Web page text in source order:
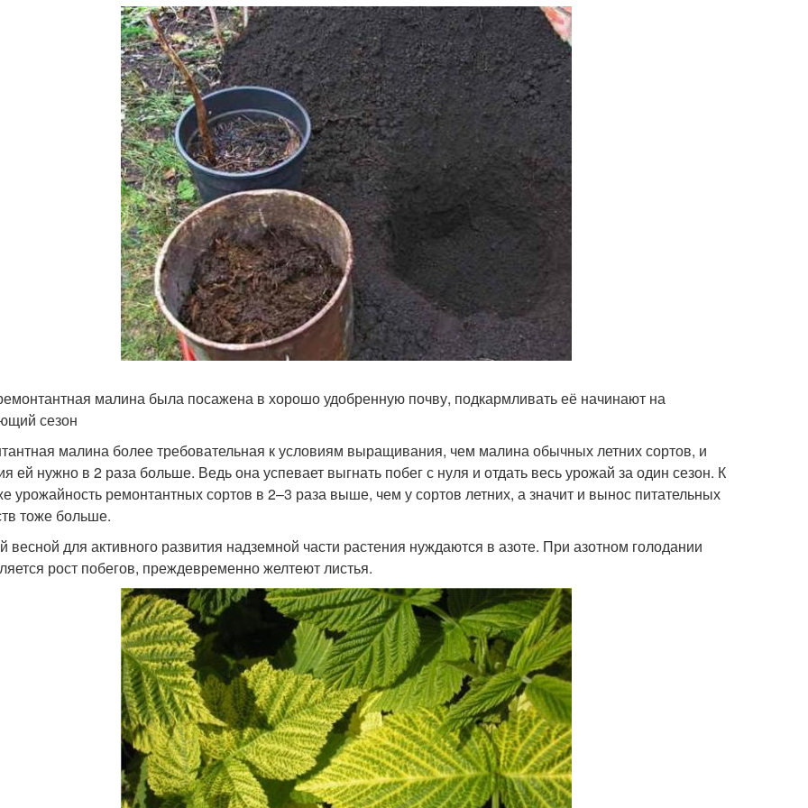
малина была посажена в хорошо удобренную почву, подкармливать её начинают на
сезон
малина более требовательная к условиям выращивания, чем малина обычных летних сортов, и
ей нужно в 2 раза больше. Ведь она успевает выгнать побег с нуля и отдать весь урожай за один сезон. К
урожайность ремонтантных сортов в 2–3 раза выше, чем у сортов летних, а значит и вынос питательных
тоже больше.
весной для активного развития надземной части растения нуждаются в азоте. При азотном голодании
рост побегов, преждевременно желтеют листья.